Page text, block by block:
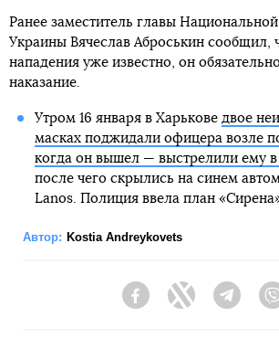
Ранее заместитель главы
Украины Вячеслав Аброськин сообщил,
нападения уже известно, он
наказание.
Утром 16 января в Харькове двое
масках поджидали офицера возле
когда он вышел — выстрелили ему
после чего скрылись на синем
Lanos. Полиция ввела план
Автор: Kostia Andreykovets
FacebookTwitter